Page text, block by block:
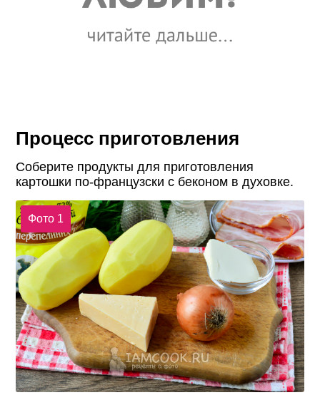
Процесс приготовления
Соберите продукты для приготовления
картошки по-французски с беконом в духовке.
Фото 1